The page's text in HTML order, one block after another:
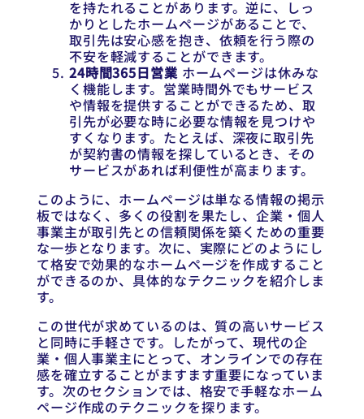
を持たれることがあります。逆に、しっ
かりとしたホームページがあることで、
取引先は安心感を抱き、依頼を行う際の
不安を軽減することができます。
24時間365日営業ホームページは休みな
く機能します。営業時間外でもサービス
や情報を提供することができるため、取
引先が必要な時に必要な情報を見つけや
すくなります。たとえば、深夜に取引先
が契約書の情報を探しているとき、その
サービスがあれば利便性が高まります。
このように、ホームページは単なる情報の掲示
板ではなく、多くの役割を果たし、企業・個人
事業主が取引先との信頼関係を築くための重要
な一歩となります。次に、実際にどのようにし
て格安で効果的なホームページを作成すること
ができるのか、具体的なテクニックを紹介しま
す。
この世代が求めているのは、質の高いサービス
と同時に手軽さです。したがって、現代の企
業・個人事業主にとって、オンラインでの存在
感を確立することがますます重要になっていま
す。次のセクションでは、格安で手軽なホーム
ページ作成のテクニックを探ります。